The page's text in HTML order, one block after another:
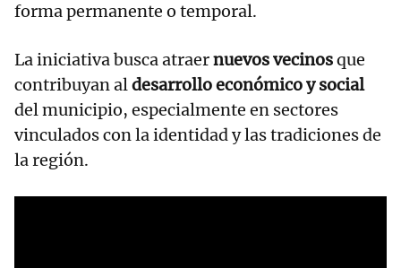
forma permanente o temporal.
La iniciativa busca atraernuevos vecinosque
contribuyan aldesarrollo económico y social
del municipio, especialmente en sectores
vinculados con la identidad y las tradiciones de
la región.